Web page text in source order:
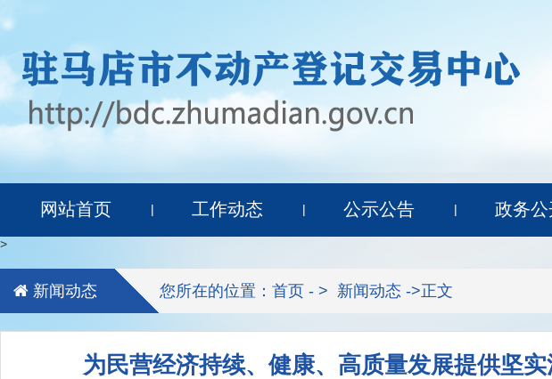
网站首页 | 工作动态 | 公示公告 | 政务公
>
新闻动态 您所在的位置：首页 - > 新闻动态 ->正文
为民营经济持续、健康、高质量发展提供坚